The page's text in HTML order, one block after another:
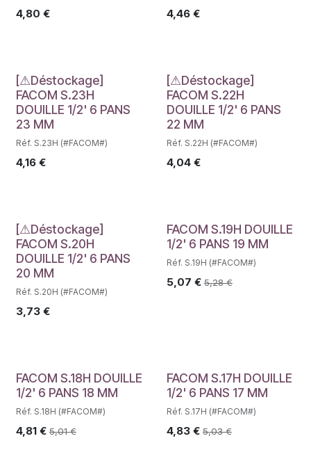
4,80 € 4,46€
Déstockage
[⚠Déstockage]
FACOM S.23H
DOUILLE 1/2' 6 PANS
23 MM
Réf. S.23H (#FACOM#)
4,16 €
Déstockage
[⚠Déstockage]
FACOM S.22H
DOUILLE 1/2' 6 PANS
22 MM
Réf. S.22H (#FACOM#)
4,04€
Déstockage
[⚠Déstockage]
FACOM S.20H
DOUILLE 1/2' 6 PANS
20 MM
Réf. S.20H (#FACOM#)
3,73 €
FACOM S.19H DOUILLE
1/2' 6 PANS 19 MM
Réf. S.19H (#FACOM#)
5,07 € 5,28€
FACOM S.18H DOUILLE
1/2' 6 PANS 18 MM
Réf. S.18H (#FACOM#)
4,81 € 5,01€
FACOM S.17H DOUILLE
1/2' 6 PANS 17 MM
Réf. S.17H (#FACOM#)
4,83€ 5,03€